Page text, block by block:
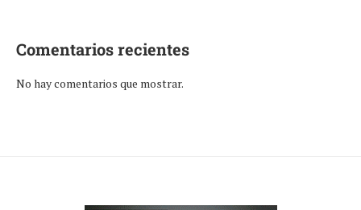
Comentarios recientes
No hay comentarios que mostrar.